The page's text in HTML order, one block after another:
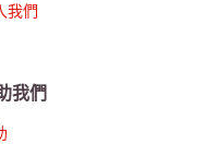
我們
我們